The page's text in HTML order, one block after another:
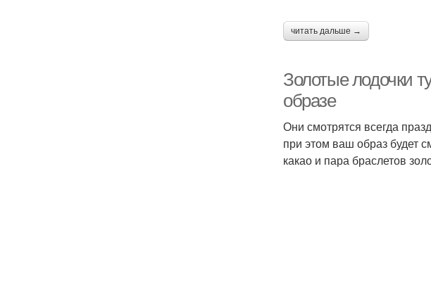
читать дальше →
Золотые лодочки
образе
Они смотрятся всегда
при этом ваш образ будет
какао и пара браслетов